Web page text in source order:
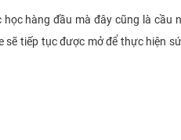
hàng đầu mà đây cũng là cầu
sẽ tiếp tục được mở để thực hiện